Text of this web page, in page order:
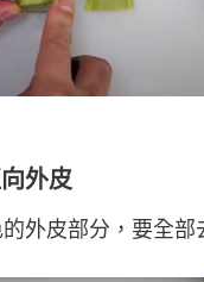
外皮
外皮部分，要全部